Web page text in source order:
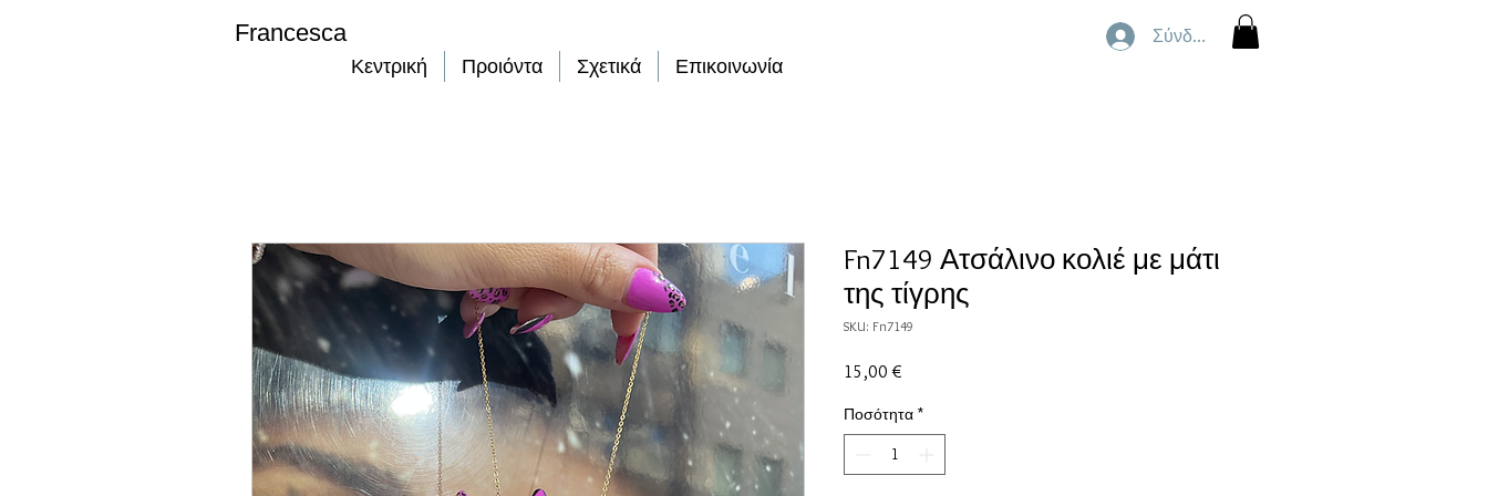
Κεντρική Προιόντα Σχετικά Επικοινωνία
Σύνδεση
Fn7149 Ατσάλινο κολιέ με μάτι
της τίγρης
SKU: Fn7149
15,00 €
Ποσότητα *
Francesca